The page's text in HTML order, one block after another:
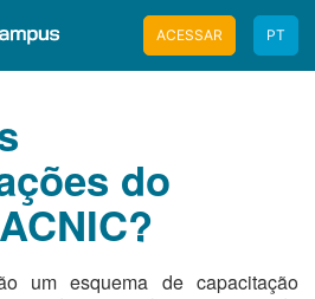
ACESSAR PT
do
um esquema de capacitação